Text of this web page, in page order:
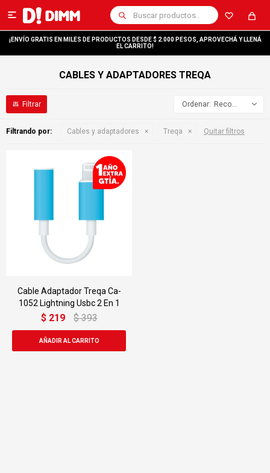

¡ENVÍO GRATIS EN MILES DE PRODUCTOS DESDE $ 2.000 PESOS, APROVECHÁ Y LLENÁ
EL CARRITO!
CABLES Y ADAPTADORES TREQA
Recomendados
Filtrando por: Cables y adaptadores Treqa Quitar filtros
Cable Adaptador Treqa Ca-
1052 Lightning Usbc 2 En 1
$ 219 $ 393